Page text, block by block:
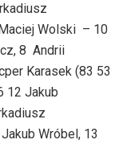
Wolski – 10
8 Andrii
Karasek (83 53
12 Jakub
Wróbel, 13